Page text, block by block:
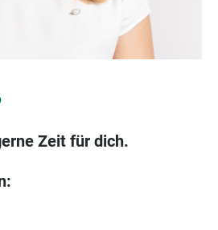
Zeit für dich.